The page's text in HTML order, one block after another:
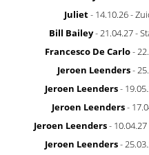
Juliet- 14.10.26 -
Bill Bailey- 21.04.27 -
Francesco De Carlo-
Jeroen Leenders-
Jeroen Leenders-
Jeroen Leenders-
Jeroen Leenders-
Jeroen Leenders-